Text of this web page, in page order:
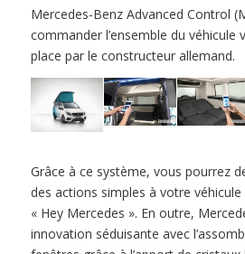
Mercedes-Benz Advanced Control
commander l’ensemble du véhicule
place par le constructeur allemand.
Grâce à ce système, vous pourrez
des actions simples à votre
« Hey Mercedes ». En outre,
innovation séduisante avec